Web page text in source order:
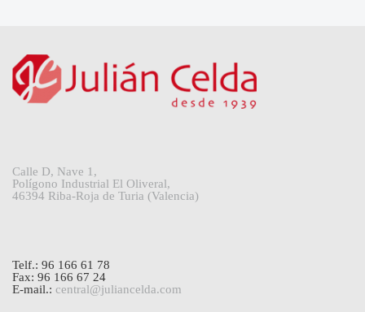
Calle D, Nave 1,
Polígono Industrial El Oliveral,
46394 Riba-Roja de Turia (Valencia)
Telf.: 96 166 61 78
Fax: 96 166 67 24
E-mail.: central@juliancelda.com